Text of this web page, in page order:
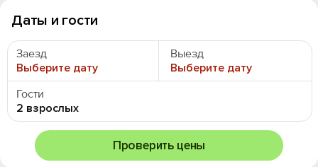
Даты и гости
Заезд
Выберите дату
Выезд
Выберите дату
Гости
2 взрослых
Проверить цены